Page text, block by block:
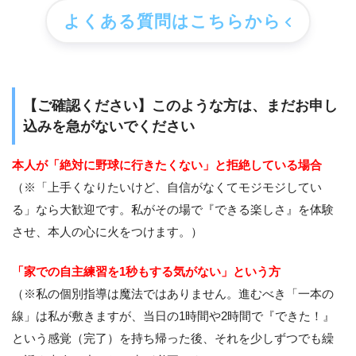
よくある質問はこちらから
【ご確認ください】このような方は、まだお申し
込みを急がないでください
本人が「絶対に野球に行きたくない」と拒絶している場合
（※「上手くなりたいけど、自信がなくてモジモジしてい
る」なら大歓迎です。私がその場で『できる楽しさ』を体験
させ、本人の心に火をつけます。）
「家での自主練習を1秒もする気がない」という方
（※私の個別指導は魔法ではありません。進むべき「一本の
線」は私が敷きますが、当日の1時間や2時間で『できた！』
という感覚（完了）を持ち帰った後、それを少しずつでも繰